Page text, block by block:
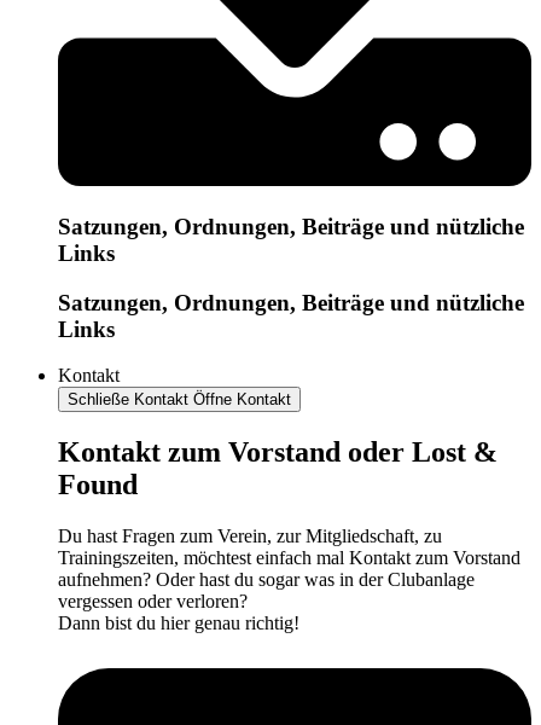
Satzungen, Ordnungen, Beiträge und nützliche
Links
Satzungen, Ordnungen, Beiträge und nützliche
Links
Kontakt
Schließe Kontakt Öffne Kontakt
Kontakt zum Vorstand oder Lost &
Found
Du hast Fragen zum Verein, zur Mitgliedschaft, zu
Trainingszeiten, möchtest einfach mal Kontakt zum Vorstand
aufnehmen? Oder hast du sogar was in der Clubanlage
vergessen oder verloren?
Dann bist du hier genau richtig!